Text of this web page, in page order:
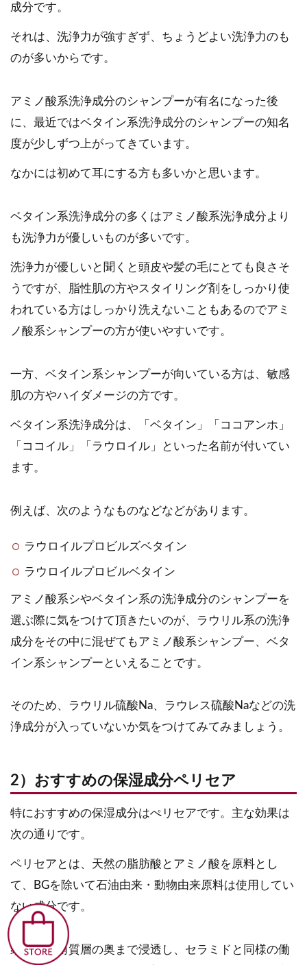
成分です。
それは、洗浄力が強すぎず、ちょうどよい洗浄力のも
のが多いからです。
アミノ酸系洗浄成分のシャンプーが有名になった後
に、最近ではベタイン系洗浄成分のシャンプーの知名
度が少しずつ上がってきています。
なかには初めて耳にする方も多いかと思います。
ベタイン系洗浄成分の多くはアミノ酸系洗浄成分より
も洗浄力が優しいものが多いです。
洗浄力が優しいと聞くと頭皮や髪の毛にとても良さそ
うですが、脂性肌の方やスタイリング剤をしっかり使
われている方はしっかり洗えないこともあるのでアミ
ノ酸系シャンプーの方が使いやすいです。
一方、ベタイン系シャンプーが向いている方は、敏感
肌の方やハイダメージの方です。
ベタイン系洗浄成分は、「ベタイン」「ココアンホ」
「ココイル」「ラウロイル」といった名前が付いてい
ます。
例えば、次のようなものなどなどがあります。
ラウロイルプロビルズベタイン
ラウロイルプロビルベタイン
アミノ酸系シやベタイン系の洗浄成分のシャンプーを
選ぶ際に気をつけて頂きたいのが、ラウリル系の洗浄
成分をその中に混ぜてもアミノ酸系シャンプー、ベタ
イン系シャンプーといえることです。
そのため、ラウリル硫酸Na、ラウレス硫酸Naなどの洗
浄成分が入っていないか気をつけてみてみましょう。
2）おすすめの保湿成分ペリセア
特におすすめの保湿成分はぺリセアです。主な効果は
次の通りです。
ペリセアとは、天然の脂肪酸とアミノ酸を原料とし
て、BGを除いて石油由来・動物由来原料は使用してい
ない成分です。
頭皮では角質層の奥まで浸透し、セラミドと同様の働